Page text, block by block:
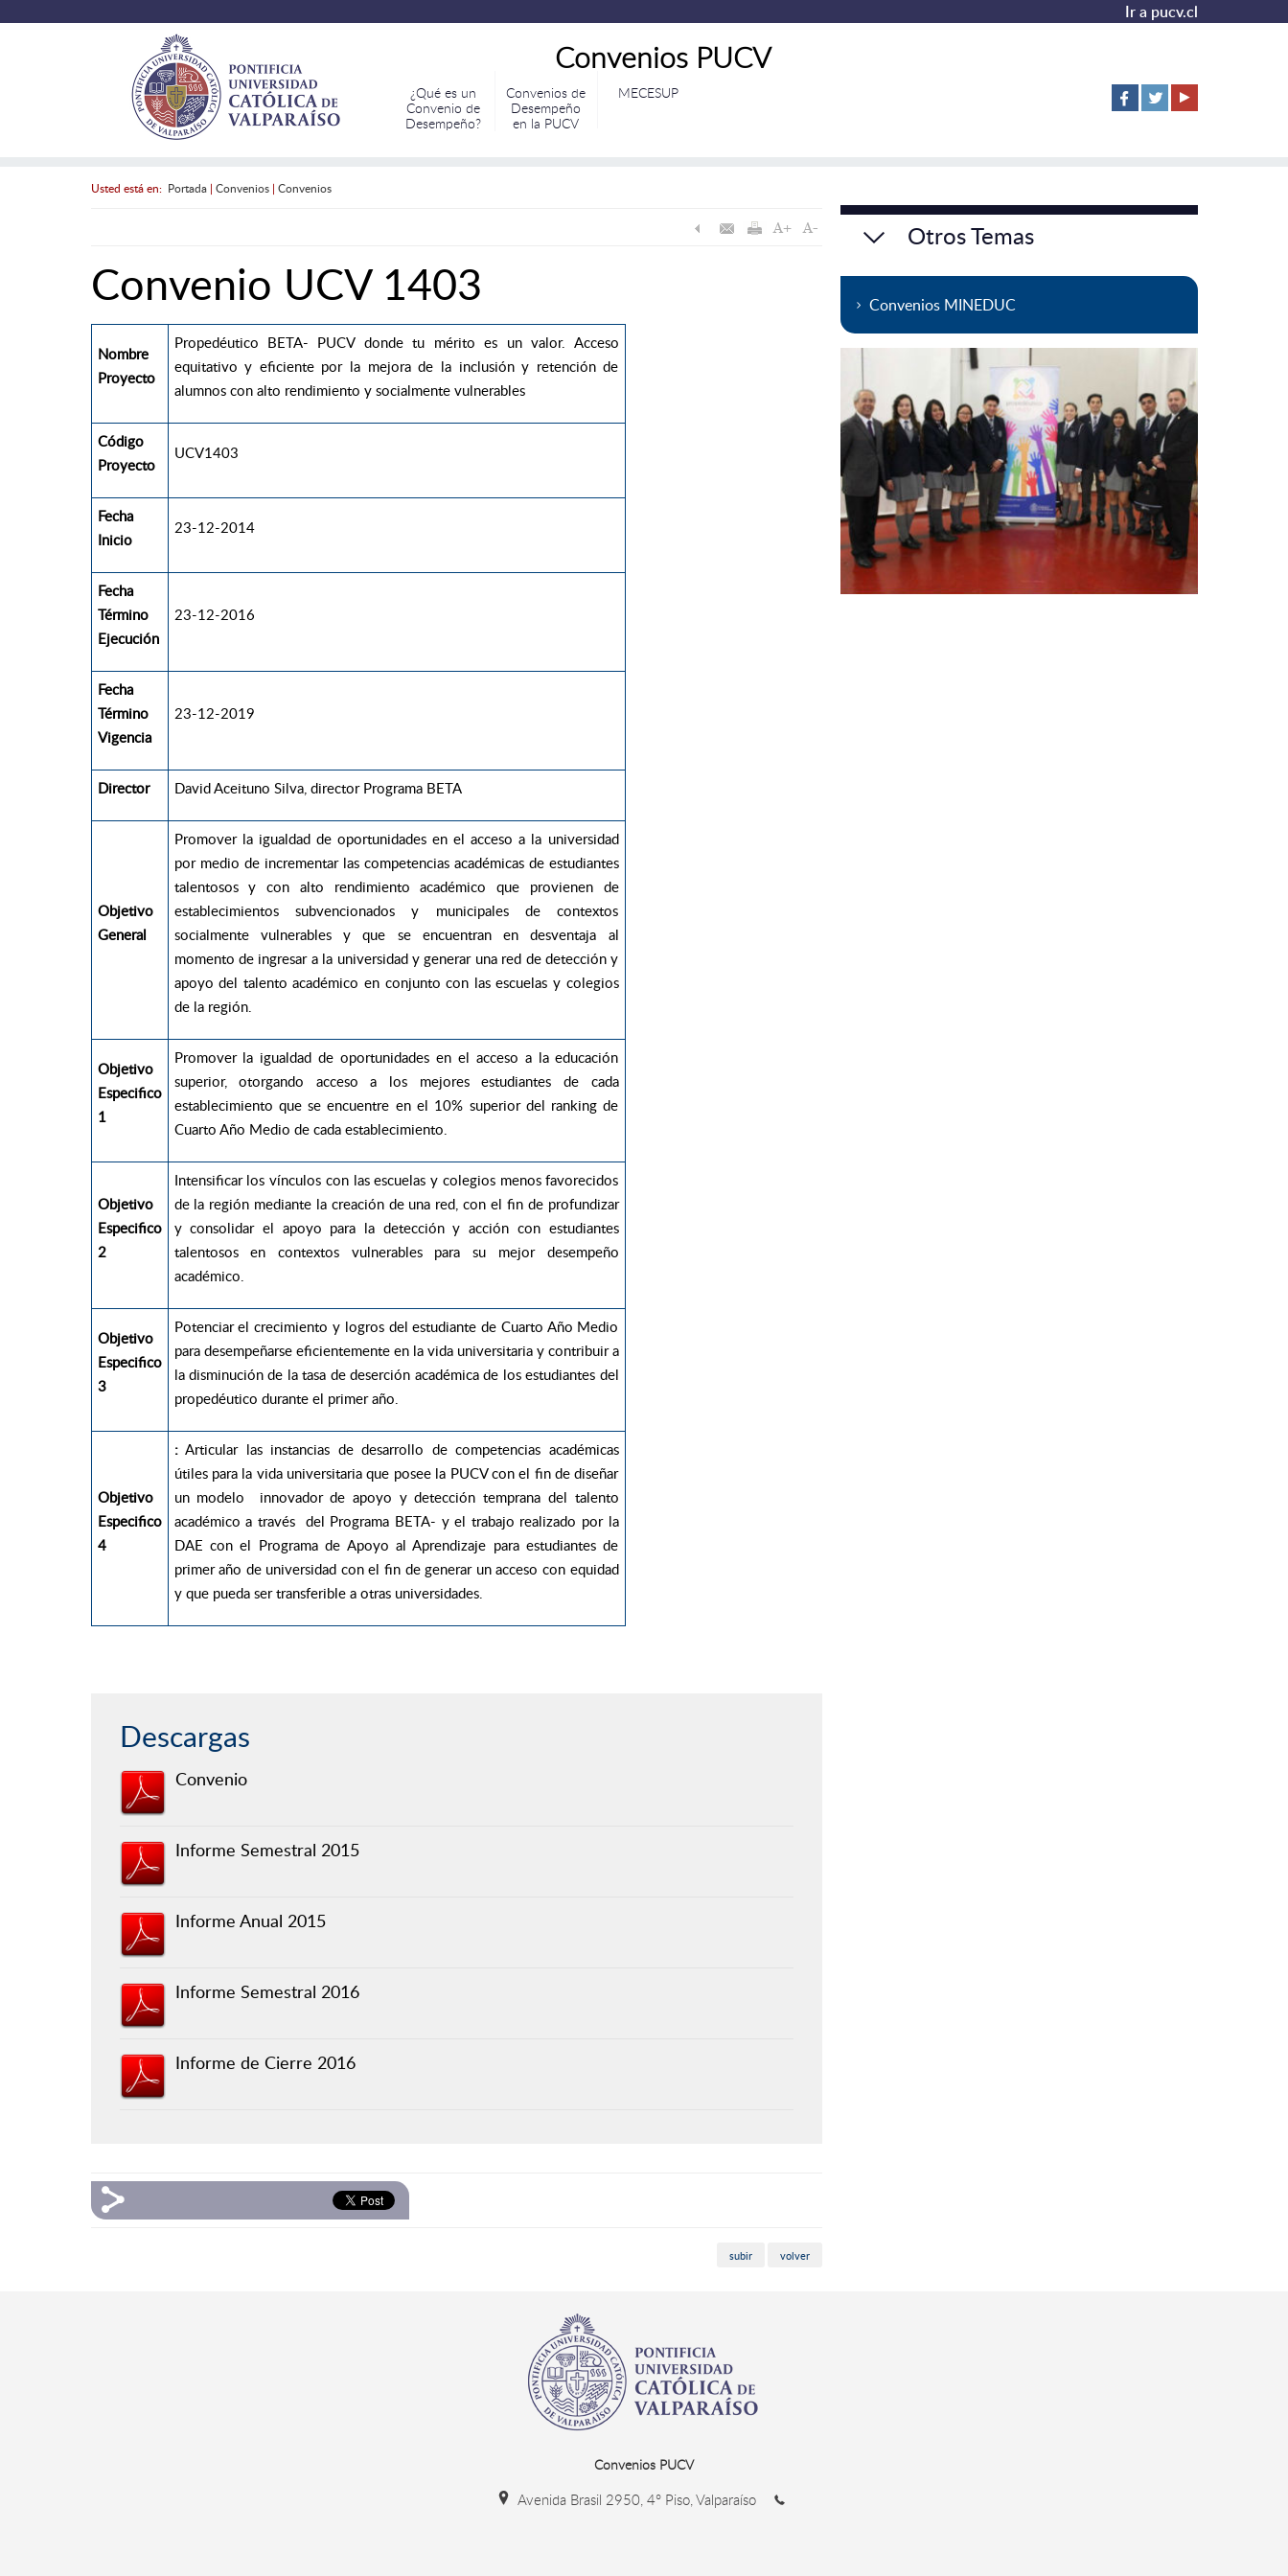
Ir a pucv.cl
Convenios PUCV
¿Qué es un
Convenio de
Desempeño?
Convenios de
Desempeño
en la PUCV
MECESUP
Usted está en: Portada| Convenios| Convenios
Convenio UCV 1403
Nombre
Proyecto
Propedéutico BETA- PUCV donde tu mérito es un valor. Acceso
equitativo y eficiente por la mejora de la inclusión y retención de
alumnos con alto rendimiento y socialmente vulnerables
Código
Proyecto
UCV1403
Fecha
Inicio
23-12-2014
Fecha
Término
Ejecución
23-12-2016
Fecha
Término
Vigencia
23-12-2019
Director David Aceituno Silva, director Programa BETA
Objetivo
General
Promover la igualdad de oportunidades en el acceso a la universidad
por medio de incrementar las competencias académicas de estudiantes
talentosos y con alto rendimiento académico que provienen de
establecimientos subvencionados y municipales de contextos
socialmente vulnerables y que se encuentran en desventaja al
momento de ingresar a la universidad y generar una red de detección y
apoyo del talento académico en conjunto con las escuelas y colegios
de la región.
Objetivo
Especifico
1
Promover la igualdad de oportunidades en el acceso a la educación
superior, otorgando acceso a los mejores estudiantes de cada
establecimiento que se encuentre en el 10% superior del ranking de
Cuarto Año Medio de cada establecimiento.
Objetivo
Especifico
2
Intensificar los vínculos con las escuelas y colegios menos favorecidos
de la región mediante la creación de una red, con el fin de profundizar
y consolidar el apoyo para la detección y acción con estudiantes
talentosos en contextos vulnerables para su mejor desempeño
académico.
Objetivo
Especifico
3
Potenciar el crecimiento y logros del estudiante de Cuarto Año Medio
para desempeñarse eficientemente en la vida universitaria y contribuir a
la disminución de la tasa de deserción académica de los estudiantes del
propedéutico durante el primer año.
Objetivo
Especifico
4
:Articular las instancias de desarrollo de competencias académicas
útiles para la vida universitaria que posee la PUCV con el fin de diseñar
un modelo innovador de apoyo y detección temprana del talento
académico a través del Programa BETA- y el trabajo realizado por la
DAE con el Programa de Apoyo al Aprendizaje para estudiantes de
primer año de universidad con el fin de generar un acceso con equidad
y que pueda ser transferible a otras universidades.
Descargas
Convenio
Informe Semestral 2015
Informe Anual 2015
Informe Semestral 2016
Informe de Cierre 2016
subir volver
Otros Temas
Convenios MINEDUC
Convenios PUCV
Avenida Brasil 2950, 4° Piso, Valparaíso